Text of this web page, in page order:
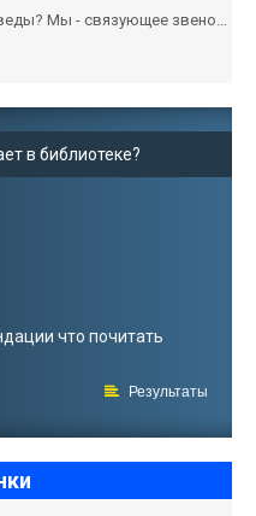
Мы - связующее звено...
в библиотеке?
что почитать
Результаты